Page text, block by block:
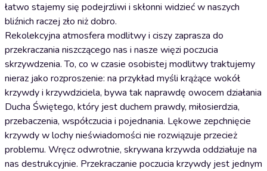
łatwo stajemy się podejrzliwi i skłonni widzieć w naszych
bliźnich raczej zło niż dobro.
Rekolekcyjna atmosfera modlitwy i ciszy zaprasza do
przekraczania niszczącego nas i nasze więzi poczucia
skrzywdzenia. To, co w czasie osobistej modlitwy traktujemy
nieraz jako rozproszenie: na przykład myśli krążące wokół
krzywdy i krzywdziciela, bywa tak naprawdę owocem działania
Ducha Świętego, który jest duchem prawdy, miłosierdzia,
przebaczenia, współczucia i pojednania. Lękowe zepchnięcie
krzywdy w lochy nieświadomości nie rozwiązuje przecież
problemu. Wręcz odwrotnie, skrywana krzywda oddziałuje na
nas destrukcyjnie. Przekraczanie poczucia krzywdy jest jednym